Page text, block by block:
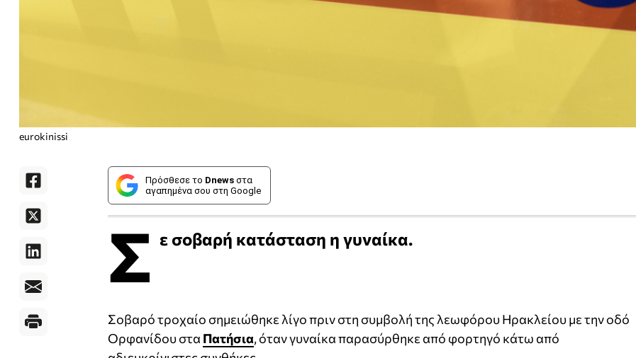
eurokinissi
Πρόσθεσε το Dnews στα
αγαπημένα σου στη Google
Σ ε σοβαρή κατάσταση η γυναίκα.
Σοβαρό τροχαίο σημειώθηκε λίγο πριν στη συμβολή της λεωφόρου Ηρακλείου με την οδό
Ορφανίδου στα Πατήσια, όταν γυναίκα παρασύρθηκε από φορτηγό κάτω από